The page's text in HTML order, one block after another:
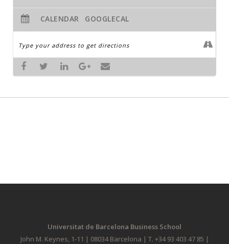
CALENDAR GOOGLECAL
Universitat de Barcelona Business School
John M. Keynes, 1-11 | 08034 Barcelona | T. +34 93 403 47 85 |